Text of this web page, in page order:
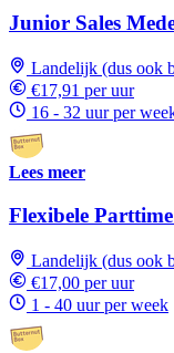
Junior Sales
Landelijk (dus ook
€17,91 per uur
16 - 32 uur per
Lees meer
Flexibele
Landelijk (dus ook
€17,00 per uur
1 - 40 uur per week